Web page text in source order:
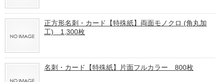
正方形名刺・カード【特殊紙】両面モノクロ (角丸加
工) 1,300枚
名刺・カード【特殊紙】片面フルカラー 800枚